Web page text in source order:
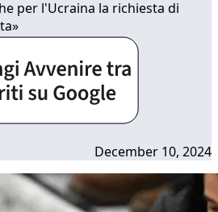
per l'Ucraina la richiesta di
December 10, 2024